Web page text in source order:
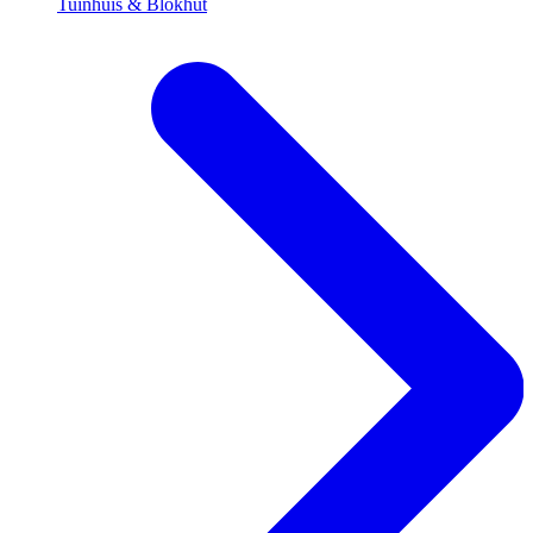
Tuinhuis & Blokhut